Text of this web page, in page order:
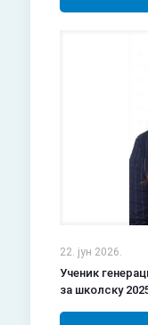
22. јун 2026.
Ученик
за школску